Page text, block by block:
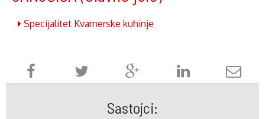
Specijalitet Kvarnerske kuhinje
Sastojci: